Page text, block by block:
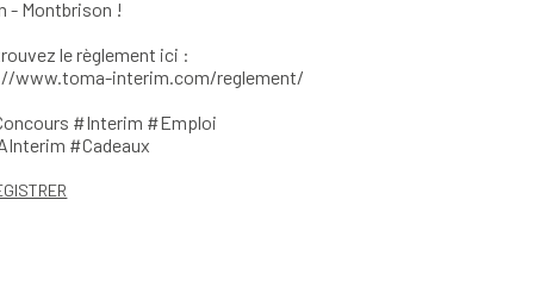
- Montbrison !
le règlement ici :
www.toma-interim.com/reglement/
#Interim #Emploi
#Cadeaux